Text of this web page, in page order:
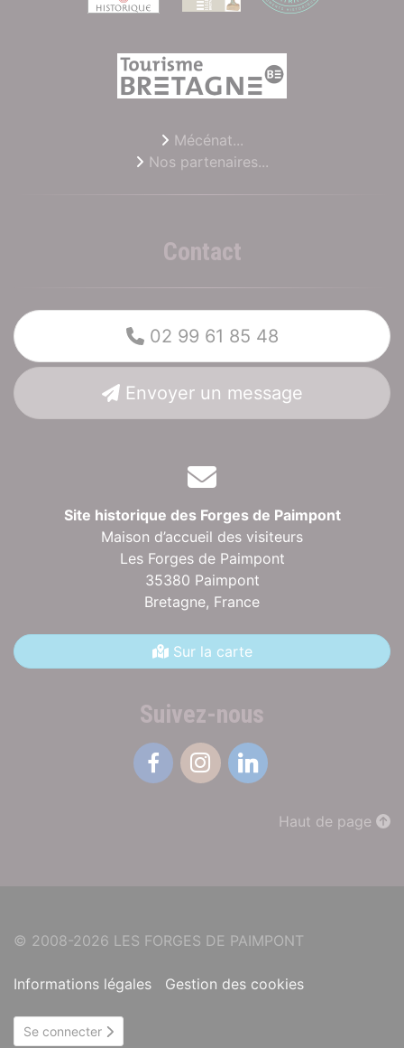
Mécénat...
Nos partenaires...
Contact
02 99 61 85 48
Envoyer un message
Site historique des Forges de Paimpont
Maison d’accueil des visiteurs
Les Forges de Paimpont
35380 Paimpont
Bretagne, France
Sur la carte
Suivez-nous
Haut de page
© 2008-2026 LES FORGES DE PAIMPONT
Informations légales Gestion des cookies
Se connecter